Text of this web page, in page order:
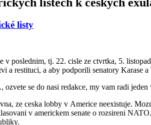
listy
v poslednim, tj. 22. cisle ze ctvrtka, 5.
a restituci, a aby podporili senatory Karase
ozvete se do nasi redakce, my vam radi jeden
ze ceska lobby v Americe neexistuje.
v americkem senate o rozsireni